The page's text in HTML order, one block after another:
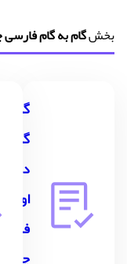
بخشگام به گام
گام به
گام
درس
اول